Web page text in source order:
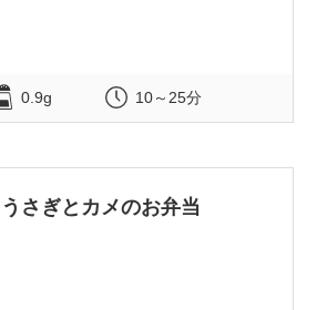
0.9g 10～25分
うさぎとカメのお弁当